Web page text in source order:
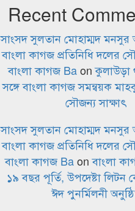
Recent
সাংসদ সুলতান মোহাম্মদ মনসুর
বাংলা কাগজ প্রতিনিধি দলের
বাংলা কাগজ Baonকুলাউড়া
সঙ্গে বাংলা কাগজ সমন্বয়ক
সৌজন্য সাক্ষাৎ
সাংসদ সুলতান মোহাম্মদ মনসুর
বাংলা কাগজ প্রতিনিধি দলের
বাংলা কাগজ Baonবাংলা
১৯ বছর পূর্তি, উপদেষ্টা লিটন
ঈদ পুনর্মিলনী